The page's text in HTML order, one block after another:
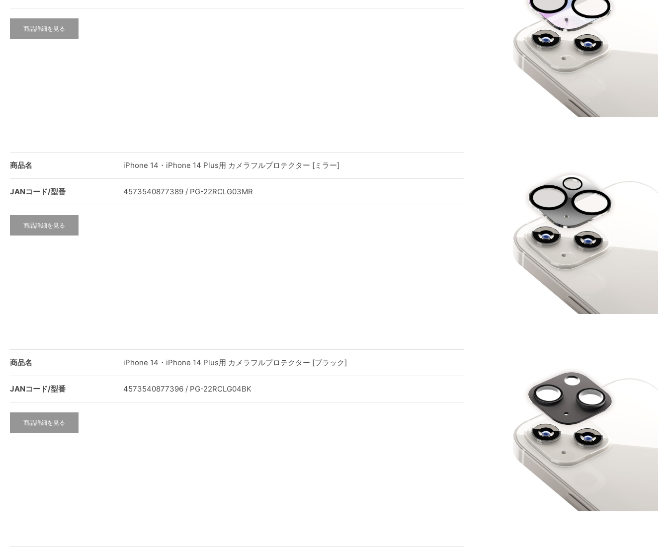
商品詳細を見る
商品名 iPhone 14・iPhone 14 Plus用 カメラフルプロテクター [ミラー]
JANコード/型番 4573540877389 / PG-22RCLG03MR
商品詳細を見る
商品名 iPhone 14・iPhone 14 Plus用 カメラフルプロテクター [ブラック]
JANコード/型番 4573540877396 / PG-22RCLG04BK
商品詳細を見る